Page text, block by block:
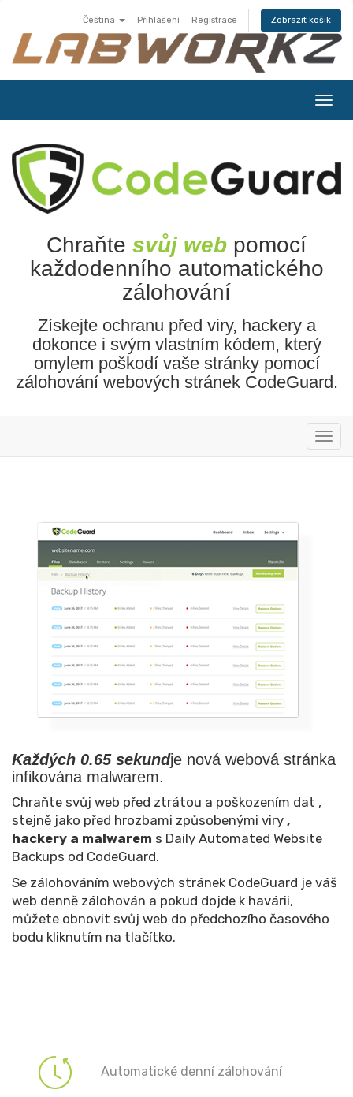
Čeština Přihlášení Registrace Zobrazit košík
Chraňte svůj web pomocí
každodenního automatického
zálohování
Získejte ochranu před viry, hackery a
dokonce i svým vlastním kódem, který
omylem poškodí vaše stránky pomocí
zálohování webových stránek CodeGuard.
Každých 0.65 sekundje nová webová stránka
infikována malwarem.
Chraňte svůj web před ztrátou a poškozením dat ,
stejně jako před hrozbami způsobenými viry ,
hackery a malwarem s Daily Automated Website
Backups od CodeGuard.
Se zálohováním webových stránek CodeGuard je váš
web denně zálohován a pokud dojde k havárii,
můžete obnovit svůj web do předchozího časového
bodu kliknutím na tlačítko.
Automatické denní zálohování